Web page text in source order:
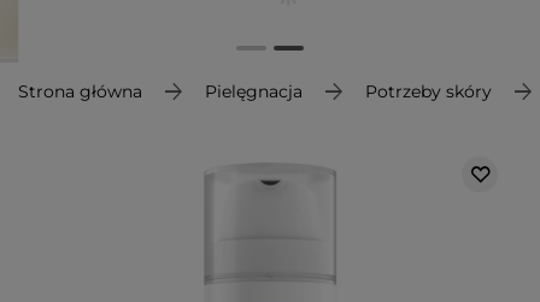
Strona główna Pielęgnacja Potrzeby skóry